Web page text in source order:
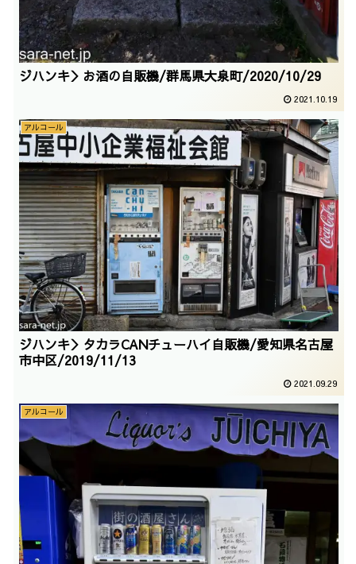
ジハンキ＞お酒の自販機/群馬県大泉町/2020/10/29
2021.10.19
アルコール
ジハンキ＞タカラCANチューハイ自販機/愛知県名古屋
市中区/2019/11/13
2021.09.29
アルコール